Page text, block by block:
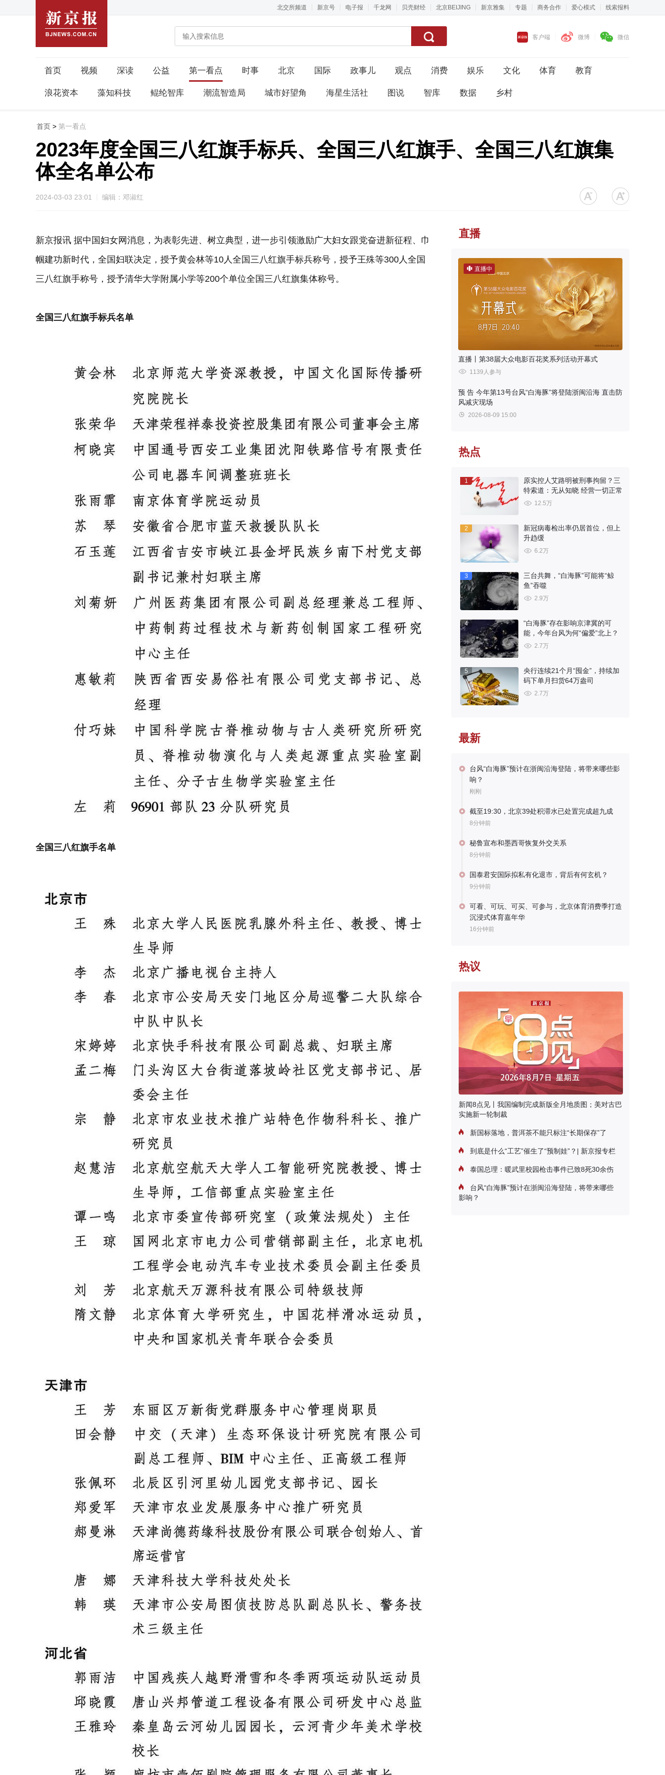
北交所频道 新京号 电子报 千龙网 贝壳财经 北京BEIJING 新京雅集 专题 商务合作 爱心模式 线索报料
客户端 微博 微信
首页 视频 深读 公益 第一看点 时事 北京 国际 政事儿 观点 消费 娱乐 文化 体育 教育
浪花资本 藻知科技 鲲纶智库 潮流智造局 城市好望角 海星生活社 图说 智库 数据 乡村
首页 > 第一看点
2023年度全国三八红旗手标兵、全国三八红旗手、全国三八红旗集
体全名单公布
2024-03-03 23:01 编辑：邓淑红
新京报讯 据中国妇女网消息，为表彰先进、树立典型，进一步引领激励广大妇女跟党奋进新征程、巾
帼建功新时代，全国妇联决定，授予黄会林等10人全国三八红旗手标兵称号，授予王殊等300人全国
三八红旗手称号，授予清华大学附属小学等200个单位全国三八红旗集体称号。
全国三八红旗手标兵名单
全国三八红旗手名单
直播
直播中
直播丨第38届大众电影百花奖系列活动开幕式
1139人参与
预 告 今年第13号台风“白海豚”将登陆浙闽沿海 直击防
风减灾现场
2026-08-09 15:00
热点
1
原实控人艾路明被刑事拘留？三
特索道：无从知晓 经营一切正常
12.5万
2
新冠病毒检出率仍居首位，但上
升趋缓
6.2万
3
三台共舞，“白海豚”可能将“鲸
鱼”吞噬
2.9万
4
“白海豚”存在影响京津冀的可
能，今年台风为何“偏爱”北上？
2.7万
5
央行连续21个月“囤金”，持续加
码下单月扫货64万盎司
2.7万
最新
台风“白海豚”预计在浙闽沿海登陆，将带来哪些影
响？
刚刚
截至19:30，北京39处积滞水已处置完成超九成
8分钟前
秘鲁宣布和墨西哥恢复外交关系
8分钟前
国泰君安国际拟私有化退市，背后有何玄机？
9分钟前
可看、可玩、可买、可参与，北京体育消费季打造
沉浸式体育嘉年华
16分钟前
热议
新闻8点见丨我国编制完成新版全月地质图；美对古巴
实施新一轮制裁
新国标落地，普洱茶不能只标注“长期保存”了
到底是什么“工艺”催生了“预制娃”？| 新京报专栏
泰国总理：暖武里校园枪击事件已致8死30余伤
台风“白海豚”预计在浙闽沿海登陆，将带来哪些
影响？